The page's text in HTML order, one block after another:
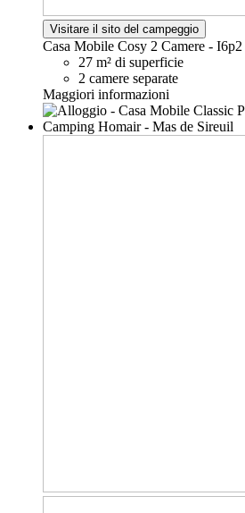
Visitare il sito del campeggio
Casa Mobile Cosy 2 Camere - I6p2
27 m² di superficie
2 camere separate
Maggiori informazioni